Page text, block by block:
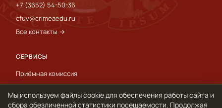
+7 (3652) 54-50-36
cfuv@crimeaedu.ru
Все контакты →
СЕРВИСЫ
Приёмная комиссия
Пресс-служба
International
Мы используем файлы cookie для обеспечения работы сайта и
сбора обезличенной статистики посещаемости. Продолжая